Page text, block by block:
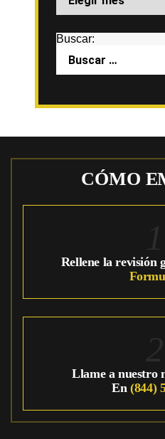
Buscar:
CÓMO
Rellene la revisión
Llame a nuestro
En(844)